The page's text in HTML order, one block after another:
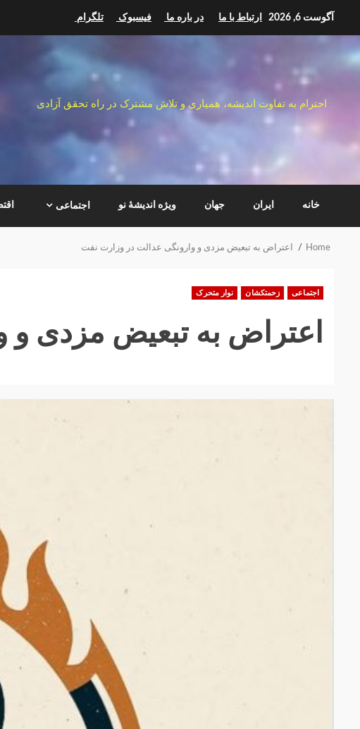
content
آگوست 6, 2026 ارتباط با ما در باره ما فیسبوک تلگرام
احترام به تفاوت اندیشه، همیاری و تلاش مشترک در راه تحقق آزادی
خانه ایران جهان ویژه اندیشهٔ نو اجتماعی
Home اعتراض به تبعیض مزدی و وارونگی عدالت در وزارت نفت
اجتماعی زحمتکشان نوار متحرک
اعتراض به تبعیض مزدی